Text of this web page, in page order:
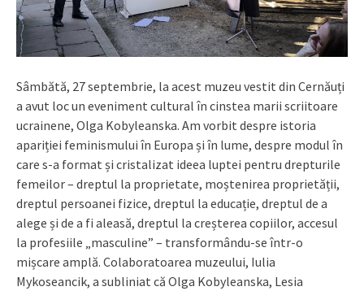
Sâmbătă, 27 septembrie, la acest muzeu vestit din Cernăuți
a avut loc un eveniment cultural în cinstea marii scriitoare
ucrainene, Olga Kobyleanska. Am vorbit despre istoria
apariției feminismului în Europa și în lume, despre modul în
care s-a format și cristalizat ideea luptei pentru drepturile
femeilor – dreptul la proprietate, moștenirea proprietății,
dreptul persoanei fizice, dreptul la educație, dreptul de a
alege și de a fi aleasă, dreptul la creșterea copiilor, accesul
la profesiile „masculine” – transformându-se într-o
mișcare amplă. Colaboratoarea muzeului, Iulia
Mykoseancik, a subliniat că Olga Kobyleanska, Lesia